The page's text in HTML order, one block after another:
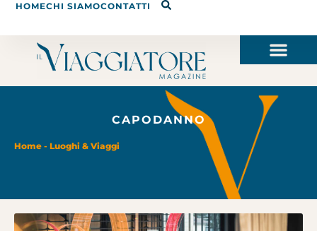
HOMECHI SIAMOCONTATTI
CAPODANNO
Home - Luoghi & Viaggi